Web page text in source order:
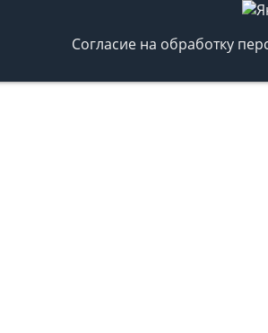
Согласие на обработку